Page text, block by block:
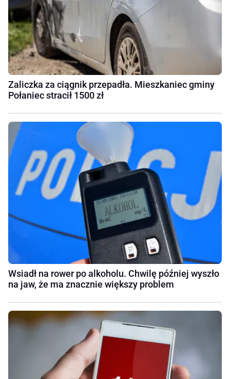
Zaliczka za ciągnik przepadła. Mieszkaniec gminy
Połaniec stracił 1500 zł
Wsiadł na rower po alkoholu. Chwilę później wyszło
na jaw, że ma znacznie większy problem